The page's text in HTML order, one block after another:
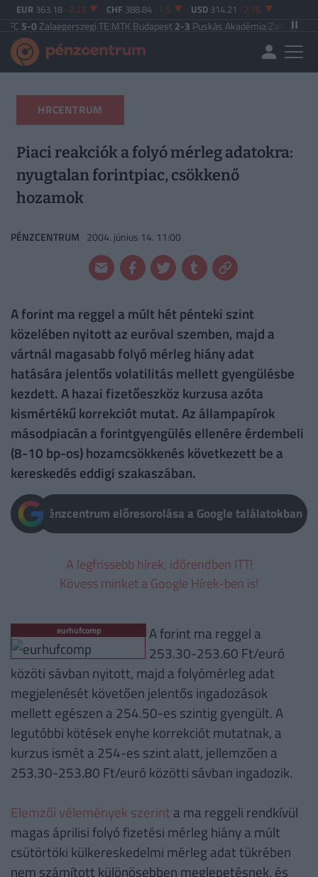
EUR 363.18 -2.23 CHF 388.84 -1.5 USD 314.21 -2.76
TE|MTK Budapest2-3Puskás Akadémia|Zalaegerszegi TE5-2
HRCENTRUM
Piaci reakciók a folyó mérleg adatokra:
nyugtalan forintpiac, csökkenő
hozamok
PÉNZCENTRUM 2004. június 14. 11:00
A forint ma reggel a múlt hét pénteki szint
közelében nyitott az euróval szemben, majd a
vártnál magasabb folyó mérleg hiány adat
hatására jelentős volatilitás mellett gyengülésbe
kezdett. A hazai fizetőeszköz kurzusa azóta
kismértékű korrekciót mutat. Az állampapírok
másodpiacán a forintgyengülés ellenére érdembeli
(8-10 bp-os) hozamcsökkenés következett be a
kereskedés eddigi szakaszában.
Pénzcentrum előresorolása a Google találatokban
A legfrissebb hírek, időrendben ITT!
Kövess minket a Google Hírek-ben is!
eurhufcomp
A forint ma reggel a
253.30-253.60 Ft/euró
közöti sávban nyitott, majd a folyómérleg adat
megjelenését követően jelentős ingadozások
mellett egészen a 254.50-es szintig gyengült. A
legutóbbi kötések enyhe korrekciót mutatnak, a
kurzus ismét a 254-es szint alatt, jellemzően a
253.30-253.80 Ft/euró közötti sávban ingadozik.
Elemzői vélemények szerint a ma reggeli rendkívül
magas áprilisi folyó fizetési mérleg hiány a múlt
csütörtöki külkereskedelmi mérleg adat tükrében
nem számított különösebben meglepetésnek, és